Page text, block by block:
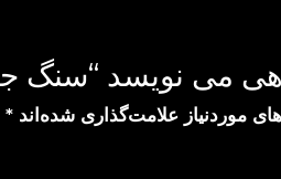
می نویسد “سنگ
موردنیاز علامت‌گذاری شده‌اند *